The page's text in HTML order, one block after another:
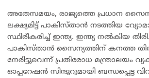
അതേസമയം, രാജ്യത്തെ പ്രധാന
ലക്ഷ്യമിട്ട് പാകിസ്താന്‍ നടത്തിയ
സ്ഥിരീകരിച്ച് ഇന്ത്യ. ഇന്ത്യ നല്‍കിയ
പാകിസ്താന്‍ സൈന്യത്തിന് കനത്ത
നേരിട്ടുവെന്ന് പ്രതിരോധ മന്ത്രാലയം
ഓപ്പറേഷന്‍ സിന്ദൂറുമായി ബന്ധപ്പെട്ട